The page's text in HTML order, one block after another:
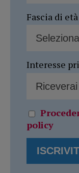
Fascia di età
Interesse
policy